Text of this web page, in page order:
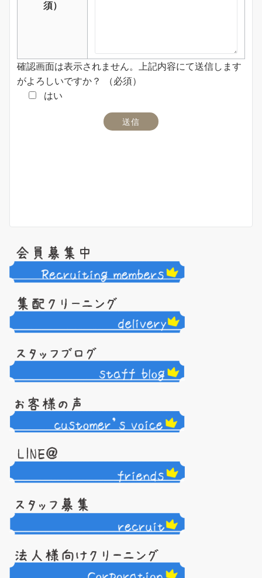
須）
確認画面は表示されません。上記内容にて送信します
がよろしいですか？
（必須）
はい